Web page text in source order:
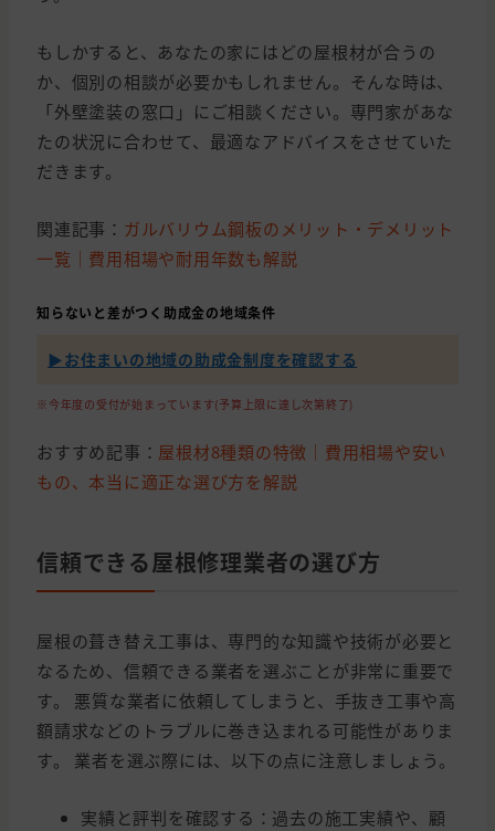
もしかすると、あなたの家にはどの屋根材が合うの
か、個別の相談が必要かもしれません。そんな時は、
「外壁塗装の窓口」にご相談ください。専門家があな
たの状況に合わせて、最適なアドバイスをさせていた
だきます。
関連記事： ガルバリウム鋼板のメリット・デメリット
一覧｜費用相場や耐用年数も解説
知らないと差がつく助成金の地域条件
▶︎お住まいの地域の助成金制度を確認する
※今年度の受付が始まっています(予算上限に達し次第終了)
おすすめ記事： 屋根材8種類の特徴｜費用相場や安い
もの、本当に適正な選び方を解説
信頼できる屋根修理業者の選び方
屋根の葺き替え工事は、専門的な知識や技術が必要と
なるため、信頼できる業者を選ぶことが非常に重要で
す。 悪質な業者に依頼してしまうと、手抜き工事や高
額請求などのトラブルに巻き込まれる可能性がありま
す。 業者を選ぶ際には、以下の点に注意しましょう。
実績と評判を確認する：過去の施工実績や、顧